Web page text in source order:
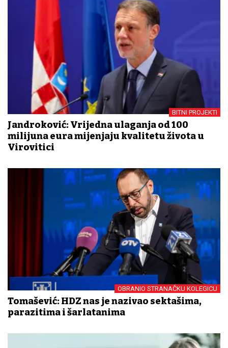
BITNI PROJEKTI
Jandroković: Vrijedna ulaganja od 100
milijuna eura mijenjaju kvalitetu života u
Virovitici
OBRANIO STRANAČKU KOLEGICU
Tomašević: HDZ nas je nazivao sektašima,
parazitima i šarlatanima